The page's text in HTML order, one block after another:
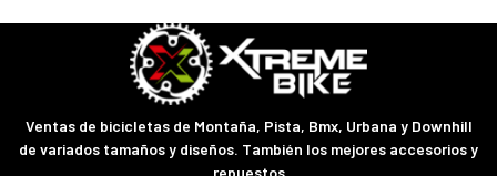
Ventas de bicicletas de Montaña, Pista, Bmx, Urbana y Downhill
de variados tamaños y diseños. También los mejores accesorios y